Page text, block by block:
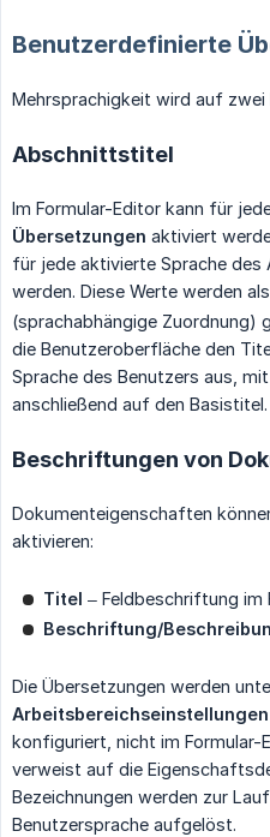
Benutzerdefinierte
Mehrsprachigkeit wird auf
Abschnittstitel
Im Formular-Editor kann für
Übersetzungen aktiviert
für jede aktivierte Sprache des
werden. Diese Werte werden als
(sprachabhängige Zuordnung)
die Benutzeroberfläche den
Sprache des Benutzers aus,
anschließend auf den Basistitel.
Beschriftungen von
Dokumenteigenschaften
aktivieren:
Titel – Feldbeschriftung im
Beschriftung/
Die Übersetzungen werden
konfiguriert, nicht im Formular-
verweist auf die
Bezeichnungen werden zur
Benutzersprache aufgelöst.